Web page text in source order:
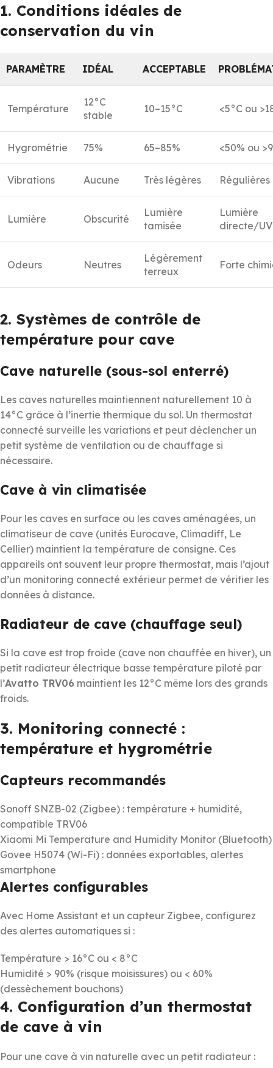
1. Conditions idéales de
conservation du vin
PARAMÈTRE IDÉAL ACCEPTABLE
Température
12°C
stable
10–15°C <5°C ou
Hygrométrie 75% 65–85% <50% ou
Vibrations Aucune Très légères Régulières
Lumière Obscurité
Lumière
tamisée
Lumière
directe/UV
Odeurs Neutres
Légèrement
terreux
Forte
2. Systèmes de contrôle de
température pour cave
Cave naturelle (sous-sol enterré)
Les caves naturelles maintiennent naturellement 10 à
14°C grâce à l’inertie thermique du sol. Un thermostat
connecté surveille les variations et peut déclencher un
petit système de ventilation ou de chauffage si
nécessaire.
Cave à vin climatisée
Pour les caves en surface ou les caves aménagées, un
climatiseur de cave (unités Eurocave, Climadiff, Le
Cellier) maintient la température de consigne. Ces
appareils ont souvent leur propre thermostat, mais l’ajout
d’un monitoring connecté extérieur permet de vérifier les
données à distance.
Radiateur de cave (chauffage seul)
Si la cave est trop froide (cave non chauffée en hiver), un
petit radiateur électrique basse température piloté par
l’Avatto TRV06 maintient les 12°C même lors des grands
froids.
3. Monitoring connecté :
température et hygrométrie
Capteurs recommandés
Sonoff SNZB-02 (Zigbee) : température + humidité,
compatible TRV06
Xiaomi Mi Temperature and Humidity Monitor (Bluetooth)
Govee H5074 (Wi-Fi) : données exportables, alertes
smartphone
Alertes configurables
Avec Home Assistant et un capteur Zigbee, configurez
des alertes automatiques si :
Température > 16°C ou < 8°C
Humidité > 90% (risque moisissures) ou < 60%
(dessèchement bouchons)
4. Configuration d’un thermostat
de cave à vin
Pour une cave à vin naturelle avec un petit radiateur :